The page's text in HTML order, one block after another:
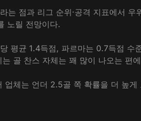
는 점과 리그 순위·공격 지표에서
노릴 전망이다.
평균 1.4득점, 파르마는 0.7득점
골 찬스 자체는 꽤 많이 나오는 편
업체는 언더 2.5골 쪽 확률을 더 높